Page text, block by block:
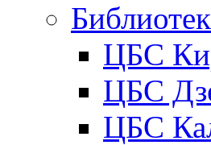
ЦБС
ЦБС
ЦБС